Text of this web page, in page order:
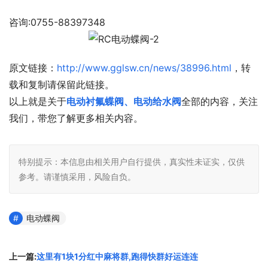
咨询:0755-88397348
原文链接： http://www.gglsw.cn/news/38996.html ，转
载和复制请保留此链接。
以上就是关于电动衬氟蝶阀、电动给水阀全部的内容，关注
我们，带您了解更多相关内容。
特别提示：本信息由相关用户自行提供，真实性未证实，仅供
参考。请谨慎采用，风险自负。
电动蝶阀
上一篇:这里有1块1分红中麻将群,跑得快群好运连连